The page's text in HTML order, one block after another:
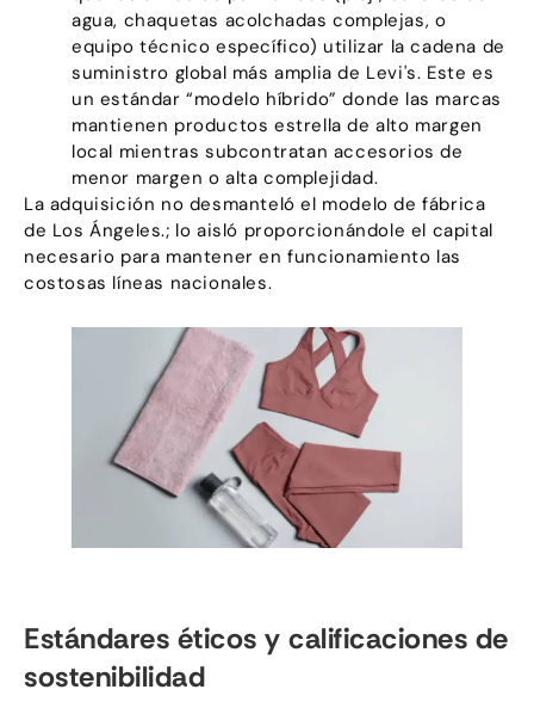
agua, chaquetas acolchadas complejas, o
equipo técnico específico) utilizar la cadena de
suministro global más amplia de Levi's. Este es
un estándar “modelo híbrido” donde las marcas
mantienen productos estrella de alto margen
local mientras subcontratan accesorios de
menor margen o alta complejidad.
La adquisición no desmanteló el modelo de fábrica
de Los Ángeles.; lo aisló proporcionándole el capital
necesario para mantener en funcionamiento las
costosas líneas nacionales.
Estándares éticos y calificaciones de
sostenibilidad